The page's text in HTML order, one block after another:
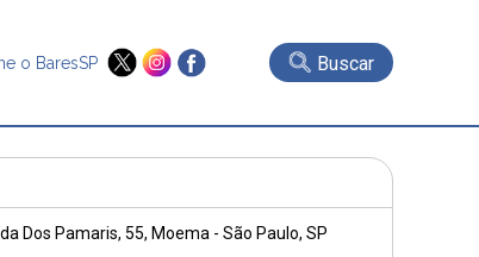
o BaresSP Buscar
Dos Pamaris, 55, Moema - São Paulo, SP